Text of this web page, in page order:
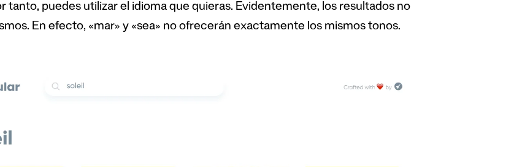
tanto, puedes utilizar el idioma que quieras. Evidentemente, los resultados no
En efecto, «mar» y «sea» no ofrecerán exactamente los mismos tonos.